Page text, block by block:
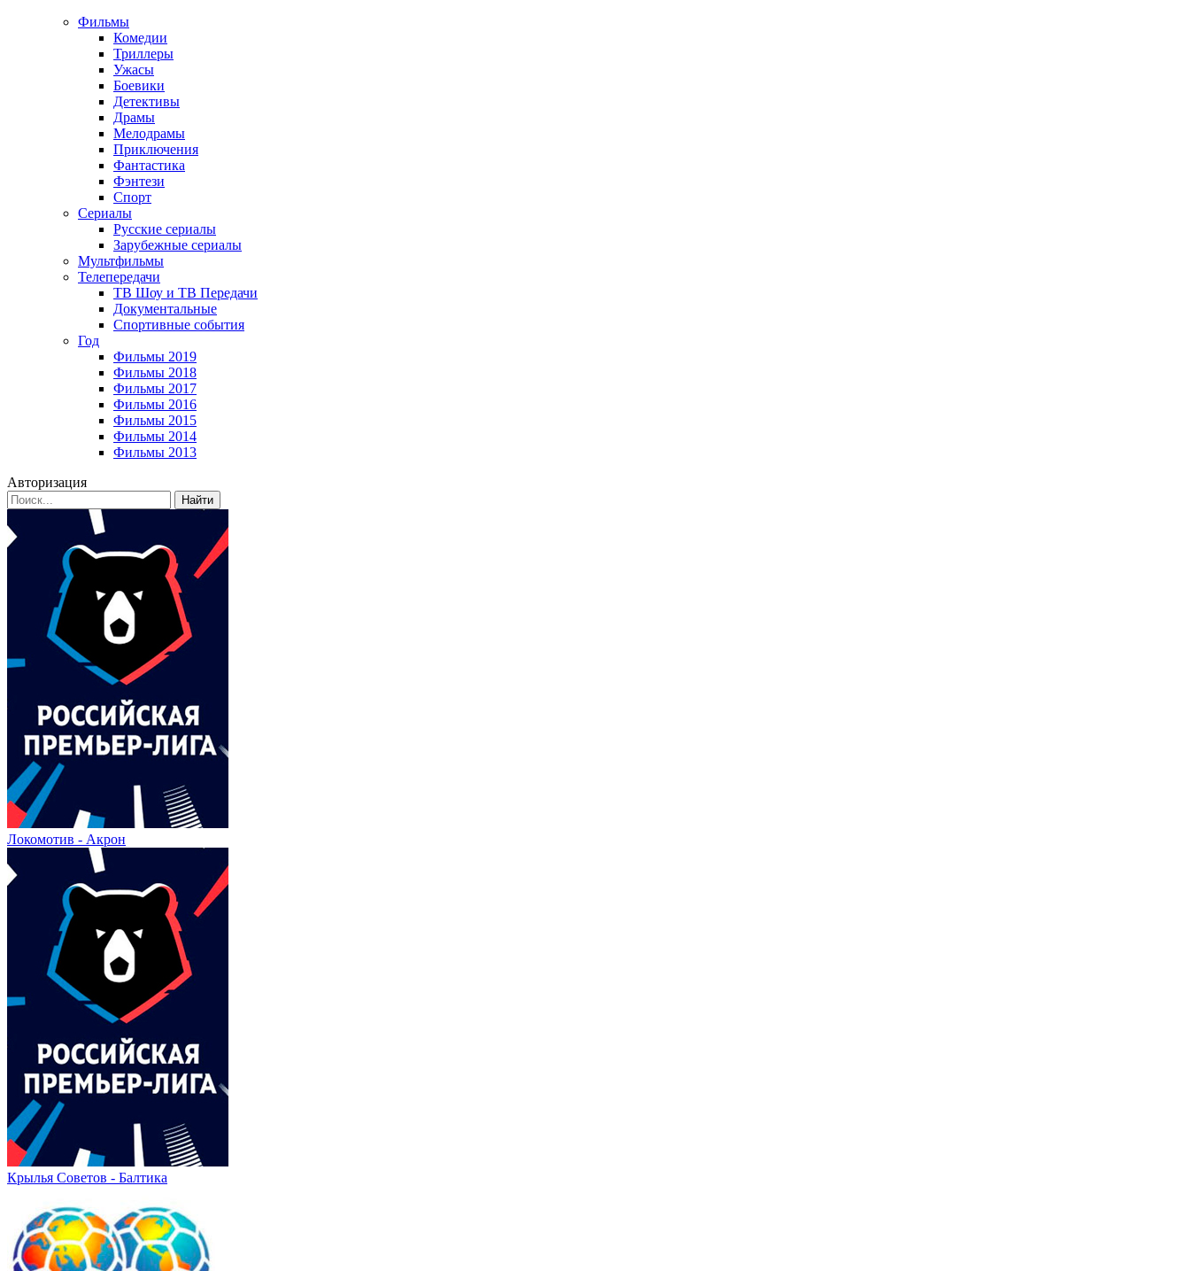
Фильмы
Комедии
Триллеры
Ужасы
Боевики
Детективы
Драмы
Мелодрамы
Приключения
Фантастика
Фэнтези
Спорт
Сериалы
Русские сериалы
Зарубежные сериалы
Мультфильмы
Телепередачи
ТВ Шоу и ТВ Передачи
Документальные
Спортивные события
Год
Фильмы 2019
Фильмы 2018
Фильмы 2017
Фильмы 2016
Фильмы 2015
Фильмы 2014
Фильмы 2013
Авторизация
Найти
Локомотив - Акрон
Крылья Советов - Балтика